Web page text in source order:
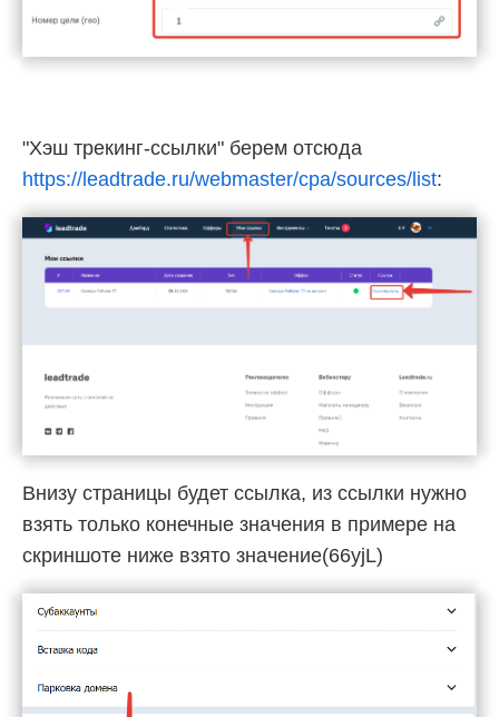
"Хэш трекинг-ссылки" берем отсюда
https://leadtrade.ru/webmaster/cpa/sources/list:
Внизу страницы будет ссылка, из ссылки нужно
взять только конечные значения в примере на
скриншоте ниже взято значение(66yjL)